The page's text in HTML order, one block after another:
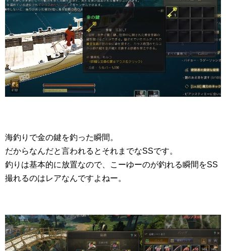
海釣りで金の鍵を釣った瞬間。
だからなんだと言われるとそれまでなSSです。
釣りは基本的に放置なので、こーゆーのが釣れる瞬間をSS
撮れるのはレアなんですよねー。